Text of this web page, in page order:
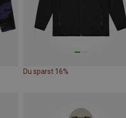
Du sparst 16%